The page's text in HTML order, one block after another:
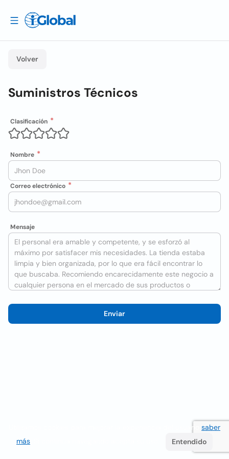
Volver
Suministros Técnicos
Clasificación
Nombre
Correo electrónico
Mensaje
Enviar
Utilizamos cookies para mejorar la experiencia del usuario saber
más
Entendido